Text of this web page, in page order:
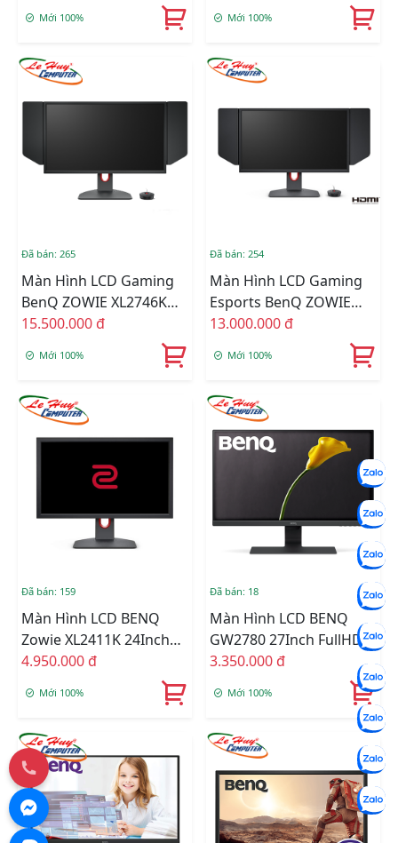
Mới 100% Mới 100%
Đã bán: 265
Màn Hình LCD Gaming
BenQ ZOWIE XL2746K
27inch FullHD 240Hz TN
15.500.000 đ
Mới 100%
Đã bán: 254
Màn Hình LCD Gaming
Esports BenQ ZOWIE
XL2546K 24.5inch FullHD
13.000.000 đ
Mới 100%
Đã bán: 159
Màn Hình LCD BENQ
Zowie XL2411K 24Inch
FullHD 144Hz TN 1ms
4.950.000 đ
Mới 100%
Đã bán: 18
Màn Hình LCD BENQ
GW2780 27Inch FullHD
60Hz 5ms IPS Tích Hợp
3.350.000 đ
Mới 100%